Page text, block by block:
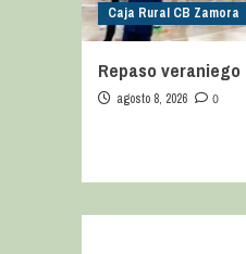
Caja Rural CB Zamora
Repaso veraniego
agosto 8, 2026 0